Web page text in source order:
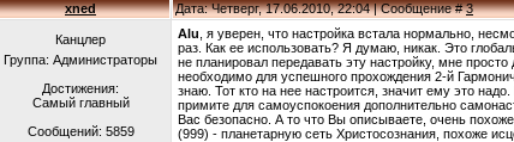
xned Дата: Четверг, 17.06.2010, 22:04 | Сообщение #3
Канцлер
Группа: Администраторы
Достижения:
Самый главный
Сообщений: 5859
Alu , я уверен, что настройка встала нормально,
раз. Как ее использовать? Я думаю, никак. Это
не планировал передавать эту настройку, мне
необходимо для успешного прохождения 2-й
знаю. Тот кто на нее настроится, значит ему это
примите для самоуспокоения дополнительно
Вас безопасно. А то что Вы описываете, очень
(999) - планетарную сеть Христосознания, похоже